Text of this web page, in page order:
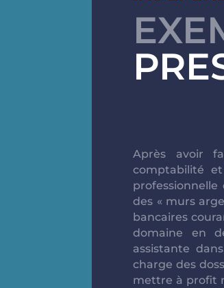
Après avoir
comptabilité
professionnelle
des « murs
bancaires
domaine en
assistante
charge des
mettre à profit